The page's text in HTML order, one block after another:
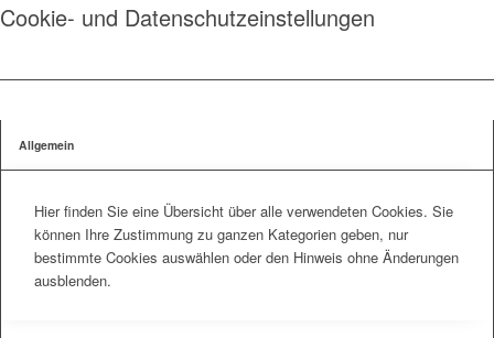
Cookie- und Datenschutzeinstellungen
Allgemein
Hier finden Sie eine Übersicht über alle verwendeten Cookies. Sie
können Ihre Zustimmung zu ganzen Kategorien geben, nur
bestimmte Cookies auswählen oder den Hinweis ohne Änderungen
ausblenden.